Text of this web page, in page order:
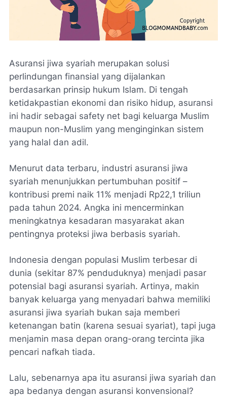
Asuransi jiwa syariah merupakan solusi
perlindungan finansial yang dijalankan
berdasarkan prinsip hukum Islam. Di tengah
ketidakpastian ekonomi dan risiko hidup, asuransi
ini hadir sebagai safety net bagi keluarga Muslim
maupun non-Muslim yang menginginkan sistem
yang halal dan adil.
Menurut data terbaru, industri asuransi jiwa
syariah menunjukkan pertumbuhan positif –
kontribusi premi naik 11% menjadi Rp22,1 triliun
pada tahun 2024. Angka ini mencerminkan
meningkatnya kesadaran masyarakat akan
pentingnya proteksi jiwa berbasis syariah.
Indonesia dengan populasi Muslim terbesar di
dunia (sekitar 87% penduduknya) menjadi pasar
potensial bagi asuransi syariah. Artinya, makin
banyak keluarga yang menyadari bahwa memiliki
asuransi jiwa syariah bukan saja memberi
ketenangan batin (karena sesuai syariat), tapi juga
menjamin masa depan orang-orang tercinta jika
pencari nafkah tiada.
Lalu, sebenarnya apa itu asuransi jiwa syariah dan
apa bedanya dengan asuransi konvensional?